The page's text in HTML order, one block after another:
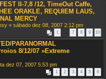
II-7,8 /12, TimeOut Caffe,
ORAKLE, REQUIEM LAUS,
MERCY
« sábado dez 08, 2007 2:12 pm
1 … 7 8 9 10
PARANORMAL
8/12/07 »Extreme
dez 07, 2007 5:53 pm
1 2 3 4 5 6